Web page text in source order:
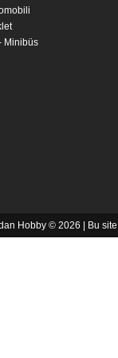
Minibüs
Hobby © 2026 | Bu